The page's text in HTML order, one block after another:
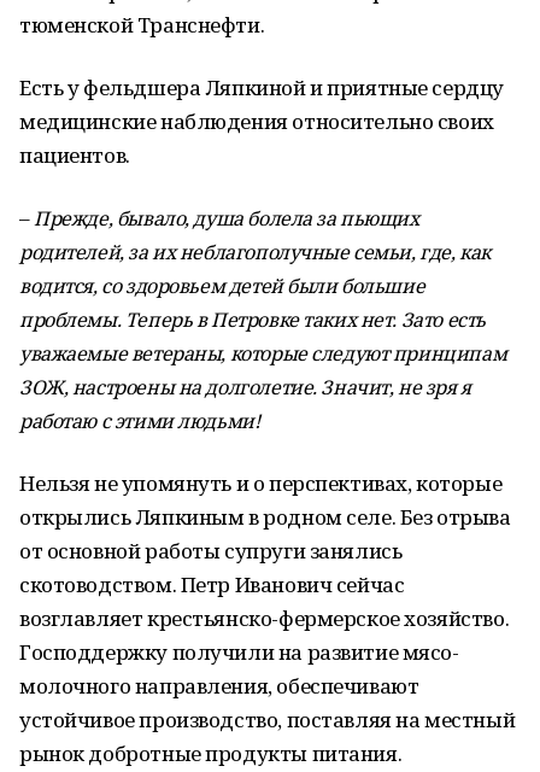
тюменской Транснефти.
Есть у фельдшера Ляпкиной и приятные сердцу
медицинские наблюдения относительно своих
пациентов.
–Прежде, бывало, душа болела за пьющих
родителей, за их неблагополучные семьи, где, как
водится, со здоровьем детей были большие
проблемы. Теперь в Петровке таких нет. Зато есть
уважаемые ветераны, которые следуют принципам
ЗОЖ, настроены на долголетие. Значит, не зря я
работаю с этими людьми!
Нельзя не упомянуть и о перспективах, которые
открылись Ляпкиным в родном селе. Без отрыва
от основной работы супруги занялись
скотоводством. Петр Иванович сейчас
возглавляет крестьянско-фермерское хозяйство.
Господдержку получили на развитие мясо-
молочного направления, обеспечивают
устойчивое производство, поставляя на местный
рынок добротные продукты питания.